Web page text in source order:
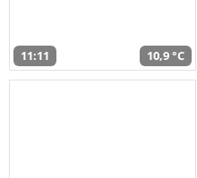
11:11 10,9 °C